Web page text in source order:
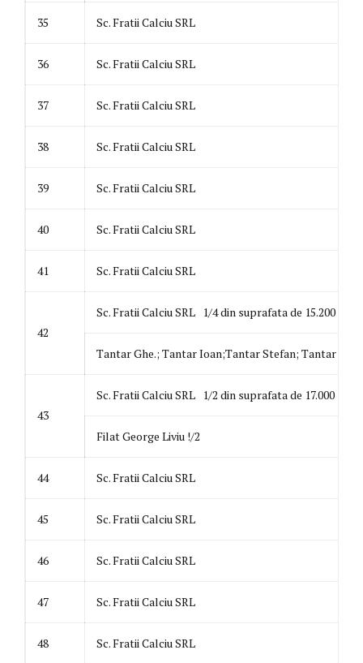
35 Sc. Fratii Calciu SRL
36 Sc. Fratii Calciu SRL
37 Sc. Fratii Calciu SRL
38 Sc. Fratii Calciu SRL
39 Sc. Fratii Calciu SRL
40 Sc. Fratii Calciu SRL
41 Sc. Fratii Calciu SRL
42
Sc. Fratii Calciu SRL 1/4 din suprafata de 15.200
Tantar Ghe.; Tantar Ioan;Tantar Stefan; Tantar
43
Sc. Fratii Calciu SRL 1/2 din suprafata de 17.000
Filat George Liviu !/2
44 Sc. Fratii Calciu SRL
45 Sc. Fratii Calciu SRL
46 Sc. Fratii Calciu SRL
47 Sc. Fratii Calciu SRL
48 Sc. Fratii Calciu SRL